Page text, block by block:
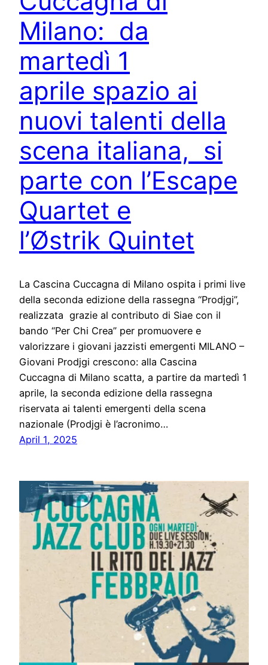
Milano: da
martedì 1
aprile spazio ai
nuovi talenti della
scena italiana, si
parte con l’Escape
Quartet e
l’Østrik Quintet
La Cascina Cuccagna di Milano ospita i primi live
della seconda edizione della rassegna “Prodjgi”,
realizzata grazie al contributo di Siae con il
bando “Per Chi Crea” per promuovere e
valorizzare i giovani jazzisti emergenti MILANO –
Giovani Prodjgi crescono: alla Cascina
Cuccagna di Milano scatta, a partire da martedì 1
aprile, la seconda edizione della rassegna
riservata ai talenti emergenti della scena
nazionale (Prodjgi è l’acronimo…
April 1, 2025